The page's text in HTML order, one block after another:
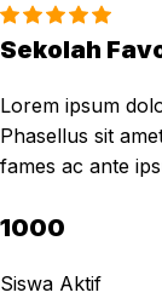
Sekolah
Lorem ipsum
Phasellus sit
fames ac ante
1000
Siswa Aktif